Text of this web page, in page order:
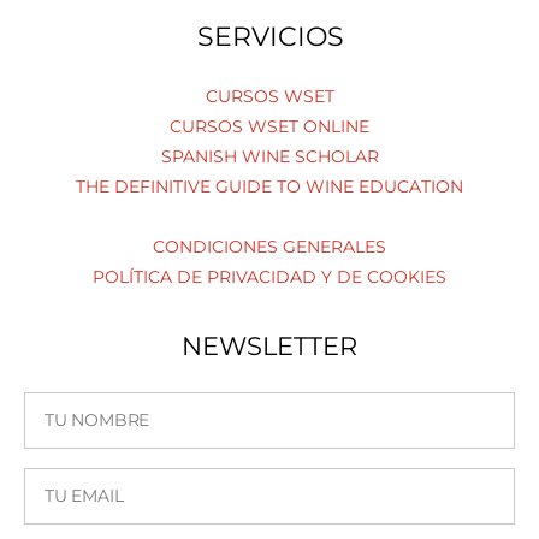
e
b
o
k
t
a
r
a
m
k
e
i
SERVICIOS
CURSOS WSET
CURSOS WSET ONLINE
SPANISH WINE SCHOLAR
THE DEFINITIVE GUIDE TO WINE EDUCATION
CONDICIONES GENERALES
POLÍTICA DE PRIVACIDAD Y DE COOKIES
NEWSLETTER